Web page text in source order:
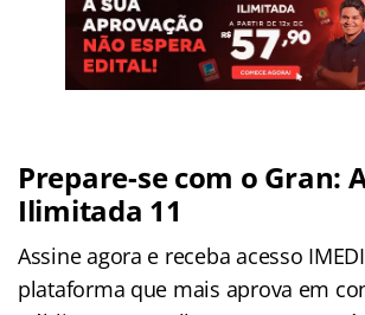
Prepare-se com o Gran:
Ilimitada 11
Assine agora e receba acesso
plataforma que mais aprova em